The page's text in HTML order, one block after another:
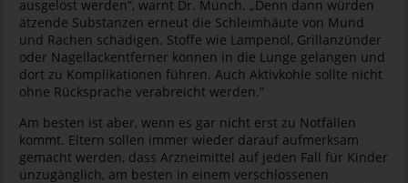
ausgelöst werden“, warnt Dr. Münch. „Denn dann würden
ätzende Substanzen erneut die Schleimhäute von Mund
und Rachen schädigen. Stoffe wie Lampenöl, Grillanzünder
oder Nagellackentferner können in die Lunge gelangen und
dort zu Komplikationen führen. Auch Aktivkohle sollte nicht
ohne Rücksprache verabreicht werden.“
Am besten ist aber, wenn es gar nicht erst zu Notfällen
kommt. Eltern sollen immer wieder darauf aufmerksam
gemacht werden, dass Arzneimittel auf jeden Fall für Kinder
unzugänglich, am besten in einem verschlossenen